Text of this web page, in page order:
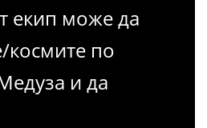
екип може да
космите по
и да